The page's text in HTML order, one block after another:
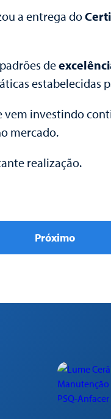
a entrega do
de
estabelecidas
vem investindo
mercado.
realização.
Próximo